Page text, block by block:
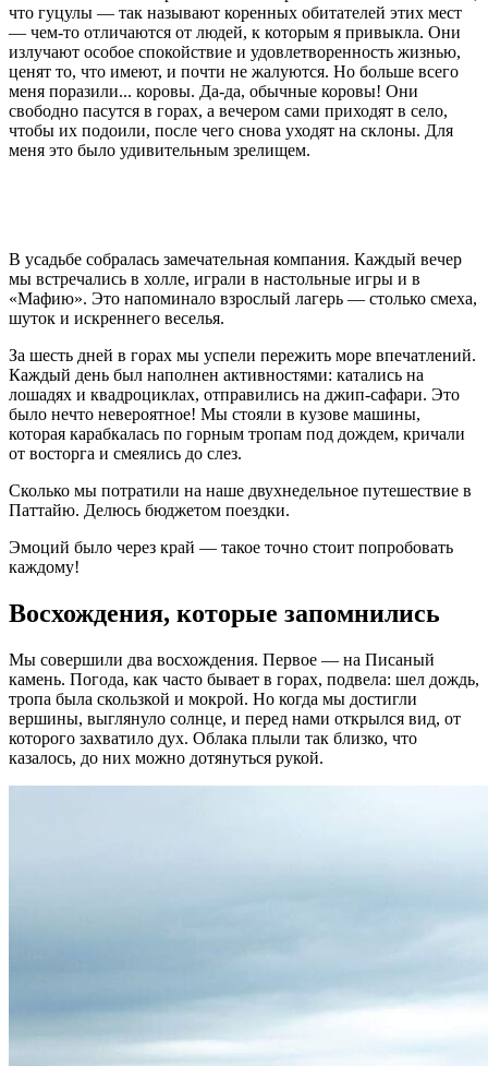
что гуцулы — так называют коренных обитателей этих мест
— чем-то отличаются от людей, к которым я привыкла. Они
излучают особое спокойствие и удовлетворенность жизнью,
ценят то, что имеют, и почти не жалуются. Но больше всего
меня поразили... коровы. Да-да, обычные коровы! Они
свободно пасутся в горах, а вечером сами приходят в село,
чтобы их подоили, после чего снова уходят на склоны. Для
меня это было удивительным зрелищем.
В усадьбе собралась замечательная компания. Каждый вечер
мы встречались в холле, играли в настольные игры и в
«Мафию». Это напоминало взрослый лагерь — столько смеха,
шуток и искреннего веселья.
За шесть дней в горах мы успели пережить море впечатлений.
Каждый день был наполнен активностями: катались на
лошадях и квадроциклах, отправились на джип-сафари. Это
было нечто невероятное! Мы стояли в кузове машины,
которая карабкалась по горным тропам под дождем, кричали
от восторга и смеялись до слез.
Сколько мы потратили на наше двухнедельное путешествие в
Паттайю. Делюсь бюджетом поездки.
Эмоций было через край — такое точно стоит попробовать
каждому!
Восхождения, которые запомнились
Мы совершили два восхождения. Первое — на Писаный
камень. Погода, как часто бывает в горах, подвела: шел дождь,
тропа была скользкой и мокрой. Но когда мы достигли
вершины, выглянуло солнце, и перед нами открылся вид, от
которого захватило дух. Облака плыли так близко, что
казалось, до них можно дотянуться рукой.